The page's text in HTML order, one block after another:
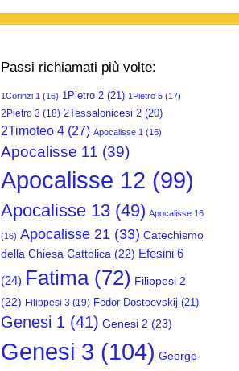
Passi richiamati più volte:
1Corinzi 1 (16) 1Pietro 2 (21) 1Pietro 5 (17)
2Pietro 3 (18) 2Tessalonicesi 2 (20)
2Timoteo 4 (27) Apocalisse 1 (16)
Apocalisse 11 (39)
Apocalisse 12 (99)
Apocalisse 13 (49) Apocalisse 16
(16) Apocalisse 21 (33) Catechismo
della Chiesa Cattolica (22) Efesini 6
(24) Fatima (72) Filippesi 2
(22) Filippesi 3 (19) Fëdor Dostoevskij (21)
Genesi 1 (41) Genesi 2 (23)
Genesi 3 (104) George